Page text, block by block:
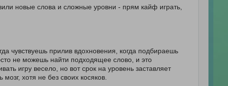
новые слова и сложные уровни - прям кайф играть,
чувствуешь прилив вдохновения, когда подбираешь
не можешь найти подходящее слово, и это
игру весело, но вот срок на уровень заставляет
хотя не без своих косяков.